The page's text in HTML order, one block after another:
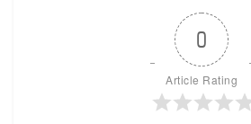
0
Article Rating